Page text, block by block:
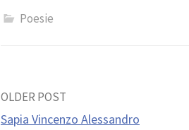
Poesie
Post
OLDER POST
Sapia Vincenzo Alessandro